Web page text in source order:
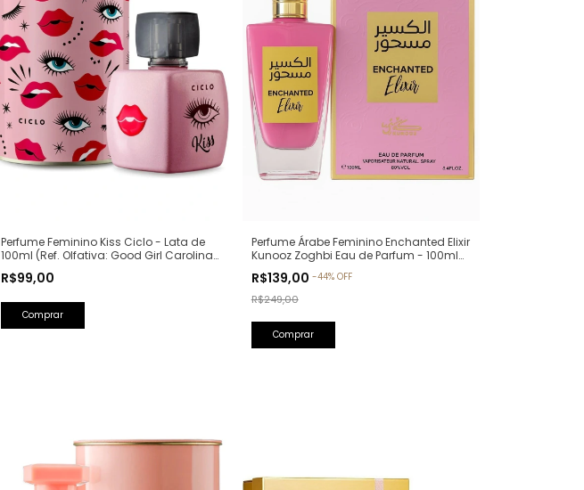
Perfume Feminino Kiss Ciclo - Lata de
100ml (Ref. Olfativa: Good Girl Carolina
R$99,00
Perfume Árabe Feminino Enchanted Elixir
Kunooz Zoghbi Eau de Parfum - 100ml
Chanel)
R$139,00 -44% OFF
R$249,00